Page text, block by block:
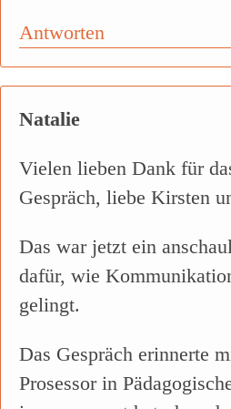
Antworten
Natalie
Vielen lieben Dank für
Gespräch, liebe Kirsten
Das war jetzt ein
dafür, wie
gelingt.
Das Gespräch erinnerte
Prosessor in